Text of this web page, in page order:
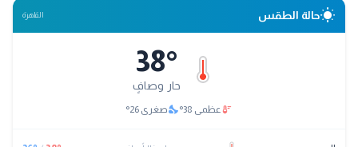
wb_sunnyحالة الطقس القاهرة
38°
حار وصافٍ
thermostatعظمى 38
°
nights_stayصغرى 26
°